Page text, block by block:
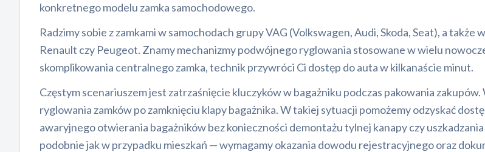
konkretnego modelu zamka samochodowego.
Radzimy sobie z zamkami w samochodach grupy VAG (Volkswagen, Audi, Skoda, Seat), a
Renault czy Peugeot. Znamy mechanizmy podwójnego ryglowania stosowane w wielu
skomplikowania centralnego zamka, technik przywróci Ci dostęp do auta w kilkanaście minut.
Częstym scenariuszem jest zatrzaśnięcie kluczyków w bagażniku podczas pakowania
ryglowania zamków po zamknięciu klapy bagażnika. W takiej sytuacji pomożemy odzyskać
awaryjnego otwierania bagażników bez konieczności demontażu tylnej kanapy czy
podobnie jak w przypadku mieszkań — wymagamy okazania dowodu rejestracyjnego oraz